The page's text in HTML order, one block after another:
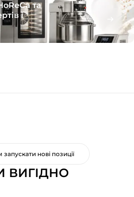
та
і
нові позиції
ВИГІДНО